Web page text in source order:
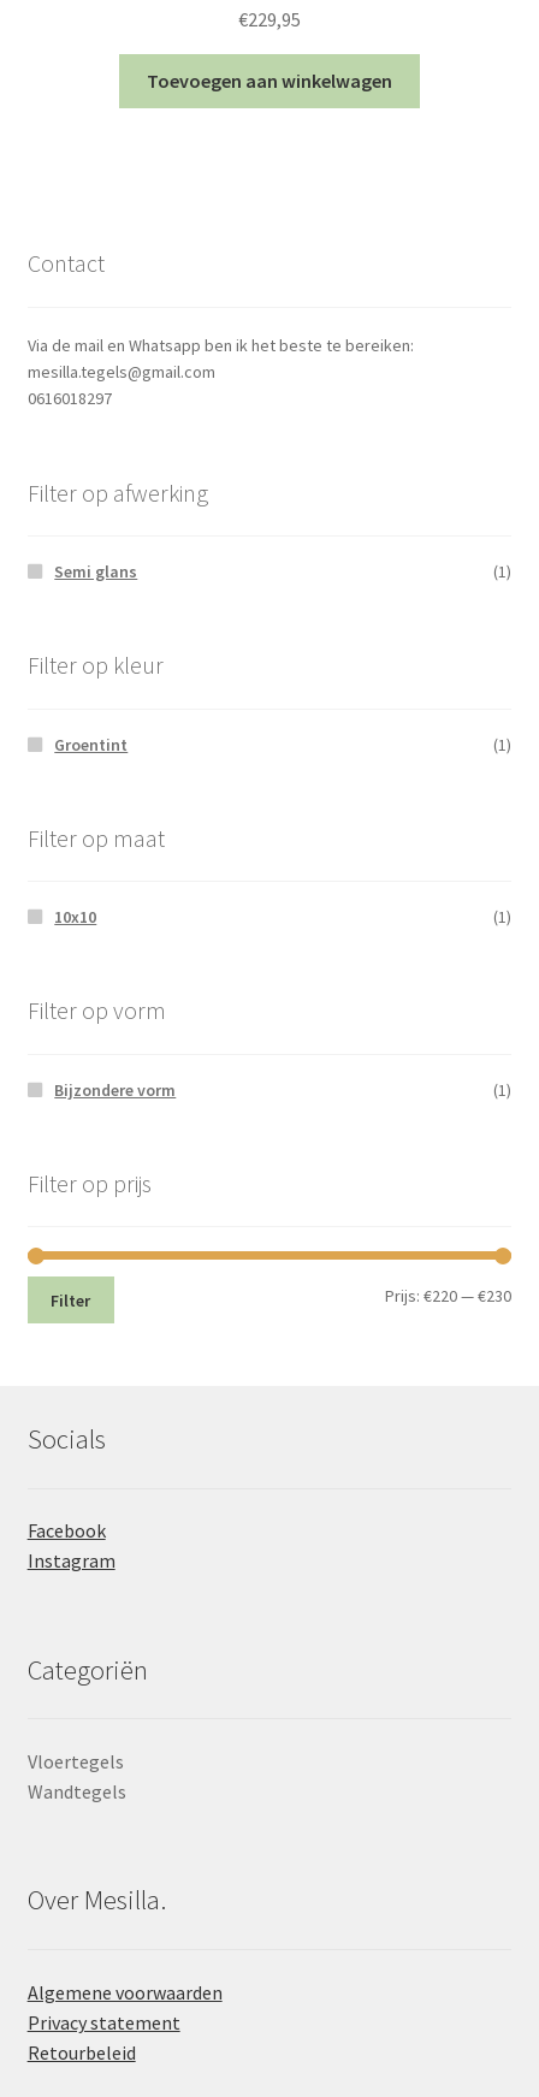
€229,95
Toevoegen aan winkelwagen
Contact
Via de mail en Whatsapp ben ik het beste te bereiken:
mesilla.tegels@gmail.com
0616018297
Filter op afwerking
Semi glans (1)
Filter op kleur
Groentint (1)
Filter op maat
10x10 (1)
Filter op vorm
Bijzondere vorm (1)
Filter op prijs
Min.
Filter Prijs:€220—€230
Socials
Facebook
Instagram
Categoriën
Vloertegels
Wandtegels
Over Mesilla.
Algemene voorwaarden
Privacy statement
Retourbeleid